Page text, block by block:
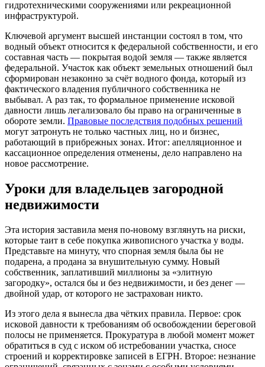
гидротехническими сооружениями или рекреационной
инфраструктурой.
Ключевой аргумент высшей инстанции состоял в том, что
водный объект относится к федеральной собственности, и его
составная часть — покрытая водой земля — также является
федеральной. Участок как объект земельных отношений был
сформирован незаконно за счёт водного фонда, который из
фактического владения публичного собственника не
выбывал. А раз так, то формальное применение исковой
давности лишь легализовало бы право на ограниченные в
обороте земли. Правовые последствия подобных решений
могут затронуть не только частных лиц, но и бизнес,
работающий в прибрежных зонах. Итог: апелляционное и
кассационное определения отменены, дело направлено на
новое рассмотрение.
Уроки для владельцев загородной
недвижимости
Эта история заставила меня по-новому взглянуть на риски,
которые таит в себе покупка живописного участка у воды.
Представьте на минуту, что спорная земля была бы не
подарена, а продана за внушительную сумму. Новый
собственник, заплативший миллионы за «элитную
загородку», остался бы и без недвижимости, и без денег —
двойной удар, от которого не застрахован никто.
Из этого дела я вынесла два чётких правила. Первое: срок
исковой давности к требованиям об освобождении береговой
полосы не применяется. Прокуратура в любой момент может
обратиться в суд с иском об истребовании участка, сносе
строений и корректировке записей в ЕГРН. Второе: незнание